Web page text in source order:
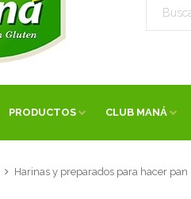
PRODUCTOS CLUB MANÁ
Harinas y preparados para hacer pan